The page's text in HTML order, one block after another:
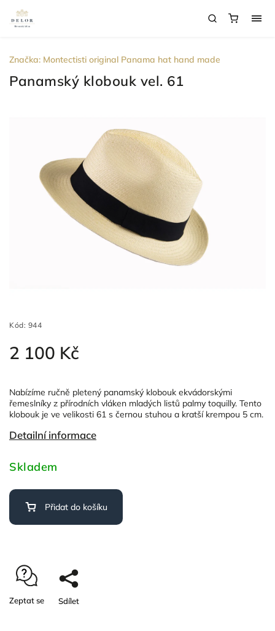
Panamský klobouk vel. 61
Kód: 944
2 100 Kč
Nabízíme ručně pletený panamský klobouk ekvádorskými
řemeslníky z přírodních vláken mladých listů palmy toquilly. Tento
klobouk je ve velikosti 61 s černou stuhou a kratší krempou 5 cm.
Detailní informace
Značka: Montectisti original Panama hat hand made
Skladem
Přidat do košíku
Zeptat se Sdílet